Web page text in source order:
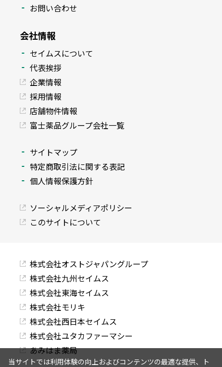
お問い合わせ
会社情報
セイムスについて
代表挨拶
企業情報
採用情報
店舗物件情報
富士薬品グループ会社一覧
サイトマップ
特定商取引法に関する表記
個人情報保護方針
ソーシャルメディアポリシー
このサイトについて
株式会社オストジャパングループ
株式会社九州セイムス
株式会社東海セイムス
株式会社モリキ
株式会社西日本セイムス
株式会社ユタカファーマシー
あみはま薬局
当サイトでは利用体験の向上およびコンテンツの最適な提供、ト